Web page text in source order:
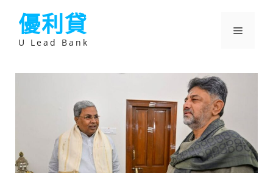
優利貸
U Lead Bank
選